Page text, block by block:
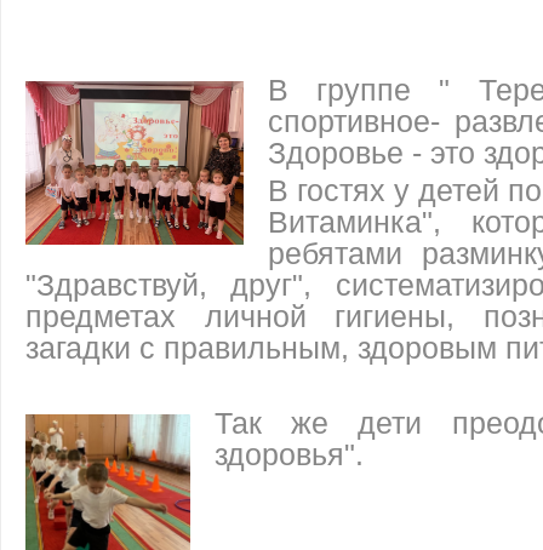
В группе "
спортивное-
Здоровье - это
В гостях у детей
Витаминка",
ребятами
"Здравствуй, друг",
предметах личной гигиены,
загадки с правильным, здоровым
Так же дети
здоровья".